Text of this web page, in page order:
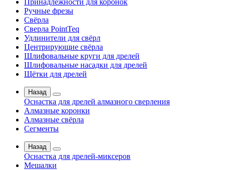
Принадлежности для коронок
Ручные фрезы
Свёрла
Сверла PointTeq
Удлинители для свёрл
Центрирующие свёрла
Шлифовальные круги для дрелей
Шлифовальные насадки для дрелей
Щётки для дрелей
Назад
Оснастка для дрелей алмазного сверления
Алмазные коронки
Алмазные свёрла
Сегменты
Назад
Оснастка для дрелей-миксеров
Мешалки